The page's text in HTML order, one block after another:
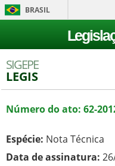
BRASIL
SIGEPE
LEGIS
Número do ato: 62-
Espécie: Nota Técnica
Data de assinatura: